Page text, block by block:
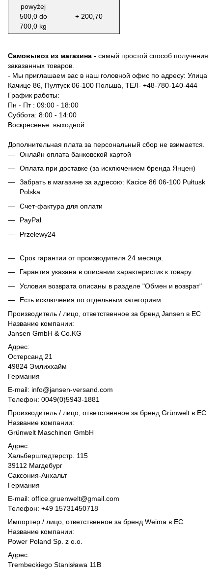
powyżej
500,0 do
700,0 kg
+ 200,70
Самовывоз из магазина - самый простой способ получения
заказанных товаров.
- Мы приглашаем вас в наш головной офис по адресу: Улица
Качице 86, Пултуск 06-100 Польша, ТЕЛ- +48-780-140-444
График работы:
Пн - Пт : 09:00 - 18:00
Суббота: 8:00 - 14:00
Воскресенье: выходной
Дополнительная плата за персональный сбор не взимается.
Онлайн оплата банковской картой
Оплата при доставке (за исключением бренда Янцен)
Забрать в магазине за адресою: Kacice 86 06-100 Pułtusk
Polska
Счет-фактура для оплати
PayPal
Przelewy24
Срок гарантии от производителя 24 месяца.
Гарантия указана в описании характеристик к товару.
Условия возврата описаны в разделе "Обмен и возврат"
Есть исключения по отдельным категориям.
Производитель / лицо, ответственное за бренд Jansen в ЕС
Название компании:
Jansen GmbH & Co.KG
Адрес:
Остерсанд 21
49824 Эмлиххайм
Германия
E-mail: info@jansen-versand.com
Телефон: 0049(0)5943-1881
Производитель / лицо, ответственное за бренд Grünwelt в ЕС
Название компании:
Grünwelt Maschinen GmbH
Адрес:
Хальберштедтерстр. 115
39112 Магдебург
Саксония-Анхальт
Германия
E-mail: office.gruenwelt@gmail.com
Телефон: +49 15731450718
Импортер / лицо, ответственное за бренд Weima в ЕС
Название компании:
Power Poland Sp. z o.o.
Адрес:
Trembeckiego Stanisława 11B